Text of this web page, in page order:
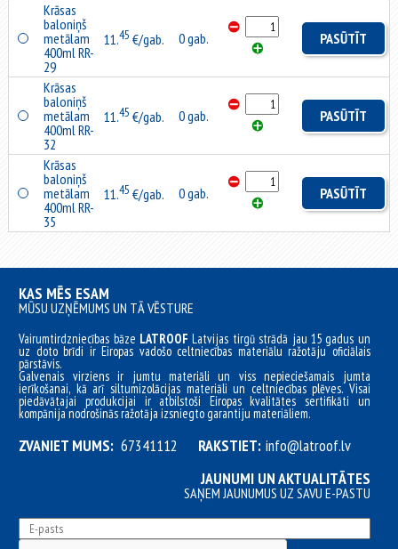
Krāsas
baloniņš
metālam
400ml RR-
29
11.45 €/gab. 0 gab. PASŪTĪT
Krāsas
baloniņš
metālam
400ml RR-
32
11.45 €/gab. 0 gab. PASŪTĪT
Krāsas
baloniņš
metālam
400ml RR-
35
11.45 €/gab. 0 gab. PASŪTĪT
KAS MĒS ESAM
MŪSU UZŅĒMUMS UN TĀ VĒSTURE
Vairumtirdzniecības bāze LATROOFLatvijas tirgū strādā jau 15 gadus un
uz doto brīdi ir Eiropas vadošo celtniecības materiālu ražotāju oficiālais
pārstāvis.
Galvenais virziens ir jumtu materiāli un viss nepieciešamais jumta
ierīkošanai, kā arī siltumizolācijas materiāli un celtniecības plēves. Visai
piedāvātajai produkcijai ir atbilstoši Eiropas kvalitātes sertifikāti un
kompānija nodrošinās ražotāja izsniegto garantiju materiāliem.
ZVANIET MUMS: 67341112 RAKSTIET: info@latroof.lv
JAUNUMI UN AKTUALITĀTES
SAŅEM JAUNUMUS UZ SAVU E-PASTU